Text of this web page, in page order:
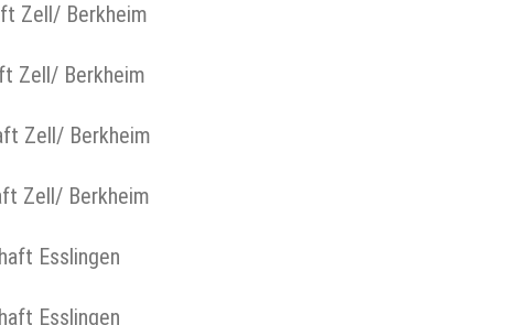
Berkheim
Berkheim
Berkheim
Berkheim